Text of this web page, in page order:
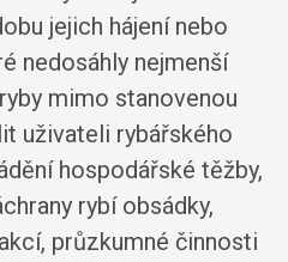
jejich hájení nebo
nedosáhly nejmenší
mimo stanovenou
uživateli rybářského
hospodářské těžby,
rybí obsádky,
průzkumné činnosti